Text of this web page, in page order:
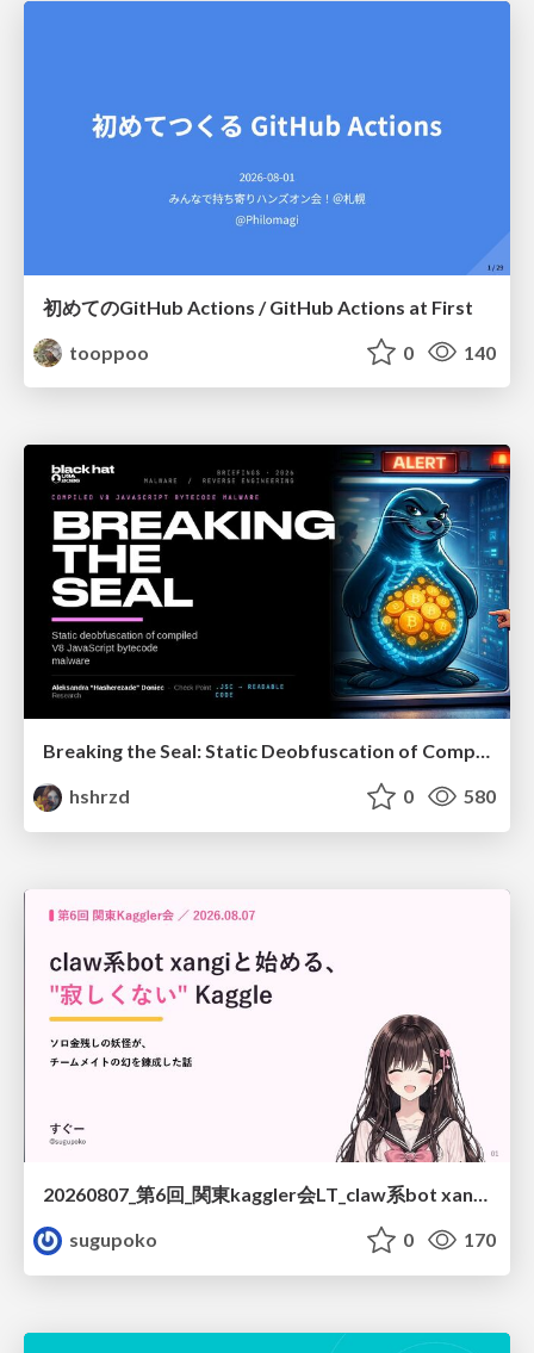
初めてのGitHub Actions / GitHub Actions at First
tooppoo
0 140
Breaking the Seal: Static Deobfuscation of Compiled V8 JavaScript Bytecode Malware
hshrzd
0 580
20260807_第6回_関東kaggler会LT_claw系bot xangiと始める、"寂しくない" kaggle
sugupoko
0 170